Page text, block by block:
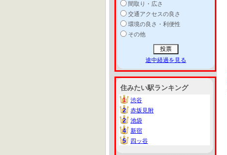
間取り・広さ
交通アクセスの良さ
環境の良さ・利便性
その他
途中経過を見る
住みたい駅ランキング
1
1
渋谷
2
2
赤坂見附
2
2
池袋
4
4
新宿
5
5 四ッ谷